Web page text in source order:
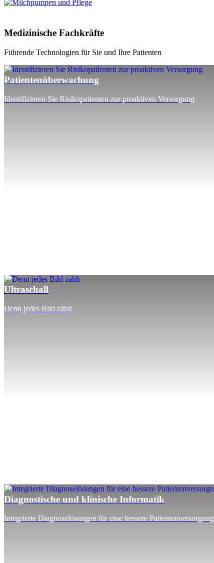
Medizinische Fachkräfte
Führende Technologien für Sie und Ihre Patienten
Patientenüberwachung
Identifizieren Sie Risikopatienten zur proaktiven Versorgung
Ultraschall
Denn jedes Bild zählt
Diagnostische und klinische Informatik
Integrierte Diagnoselösungen für eine bessere Patientenversorgung